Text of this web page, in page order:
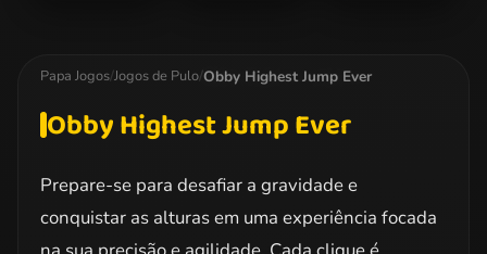
Papa Jogos/Jogos de Pulo/Obby Highest Jump Ever
Obby Highest Jump Ever
Prepare-se para desafiar a gravidade e
conquistar as alturas em uma experiência focada